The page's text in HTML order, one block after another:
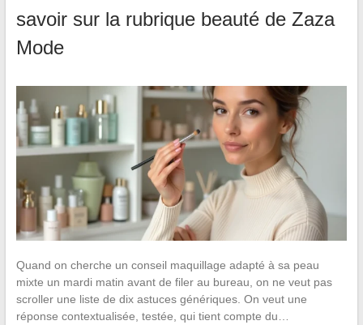
savoir sur la rubrique beauté de Zaza
Mode
Quand on cherche un conseil maquillage adapté à sa peau
mixte un mardi matin avant de filer au bureau, on ne veut pas
scroller une liste de dix astuces génériques. On veut une
réponse contextualisée, testée, qui tient compte du…